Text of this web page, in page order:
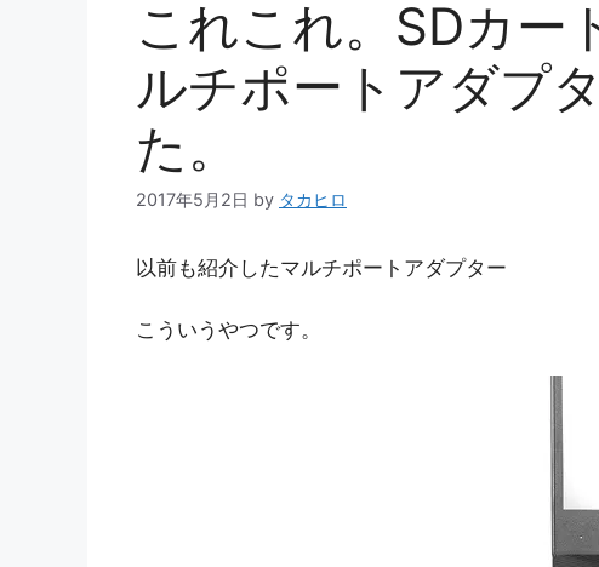
これこれ。SDカー
ルチポートアダプ
た。
2017年5月2日 by タカヒロ
以前も紹介したマルチポートアダプター
こういうやつです。